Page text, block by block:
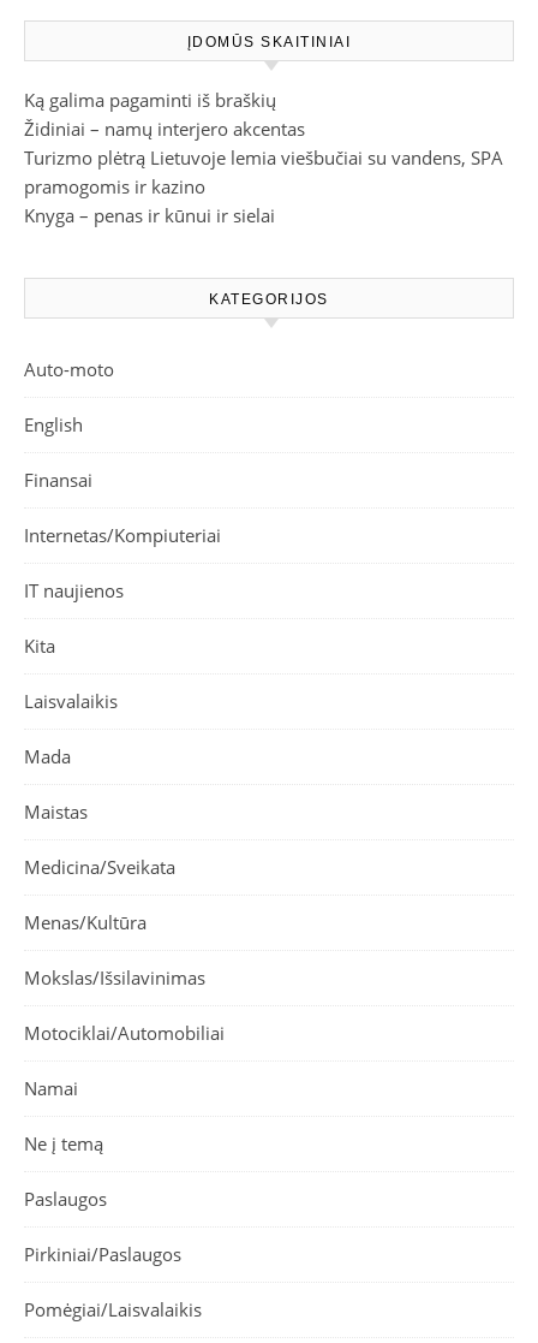
ĮDOMŪS SKAITINIAI
Ką galima pagaminti iš braškių
Židiniai – namų interjero akcentas
Turizmo plėtrą Lietuvoje lemia viešbučiai su vandens, SPA
pramogomis ir kazino
Knyga – penas ir kūnui ir sielai
KATEGORIJOS
Auto-moto
English
Finansai
Internetas/Kompiuteriai
IT naujienos
Kita
Laisvalaikis
Mada
Maistas
Medicina/Sveikata
Menas/Kultūra
Mokslas/Išsilavinimas
Motociklai/Automobiliai
Namai
Ne į temą
Paslaugos
Pirkiniai/Paslaugos
Pomėgiai/Laisvalaikis